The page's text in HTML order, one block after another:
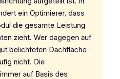
ein Optimierer, dass
die gesamte Leistung
zieht. Wer dagegen auf
belichteten Dachfläche
nicht. Die
auf Basis des